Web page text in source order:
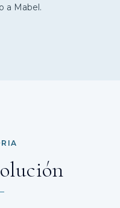
a Mabel.